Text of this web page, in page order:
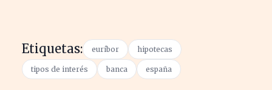
Etiquetas: euríbor hipotecas
tipos de interés banca españa